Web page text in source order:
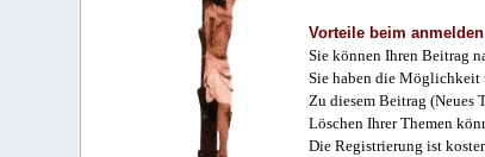
Vorteile beim anmelden
Sie können Ihren Beitrag
Sie haben die Möglichkeit
Zu diesem Beitrag (Neues
Löschen Ihrer Themen
Die Registrierung ist